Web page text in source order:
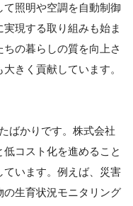
照明や空調を自動制御
現する取り組みも始ま
の暮らしの質を向上さ
きく貢献しています。
ばかりです。株式会社
コスト化を進めること
います。例えば、災害
生育状況モニタリング